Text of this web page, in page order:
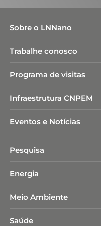
Sobre o LNNano
Trabalhe conosco
Programa de visitas
Infraestrutura CNPEM
Eventos e Notícias
Pesquisa
Energia
Meio Ambiente
Saúde